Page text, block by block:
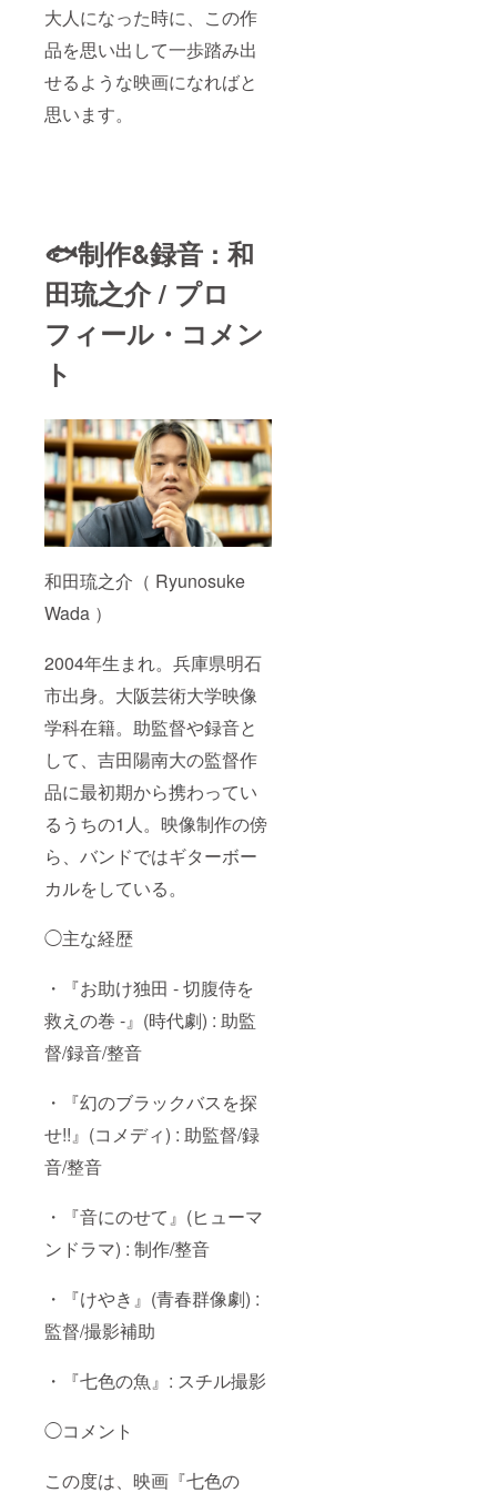
大人になった時に、この作
品を思い出して一歩踏み出
せるような映画になればと
思います。
🐟制作&録音 : 和
田琉之介 / プロ
フィール・コメン
ト
和田琉之介（ Ryunosuke
Wada ）
2004年生まれ。兵庫県明石
市出身。大阪芸術大学映像
学科在籍。助監督や録音と
して、吉田陽南大の監督作
品に最初期から携わってい
るうちの1人。映像制作の傍
ら、バンドではギターボー
カルをしている。
◯主な経歴
・『お助け独田 - 切腹侍を
救えの巻 -』(時代劇) : 助監
督/録音/整音
・『幻のブラックバスを探
せ!!』(コメディ) : 助監督/録
音/整音
・『音にのせて』(ヒューマ
ンドラマ) : 制作/整音
・『けやき』(青春群像劇) :
監督/撮影補助
・『七色の魚』: スチル撮影
◯コメント
この度は、映画『七色の